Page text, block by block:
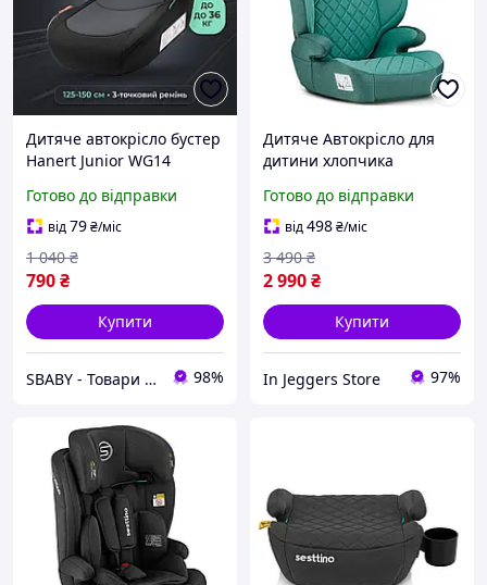
Дитяче автокрісло бустер
Hanert Junior WG14
см i-Size
Готово до відправки
від79₴/міс
790₴
1 040 ₴
Купити
SBABY - Товари для всієї родини 98%
Дитяче Автокрісло для
дитини хлопчика
Морська хвиля Sesttino
Готово до відправки
від498₴/міс
2 990₴
3 490 ₴
Купити
In Jeggers Store 97%